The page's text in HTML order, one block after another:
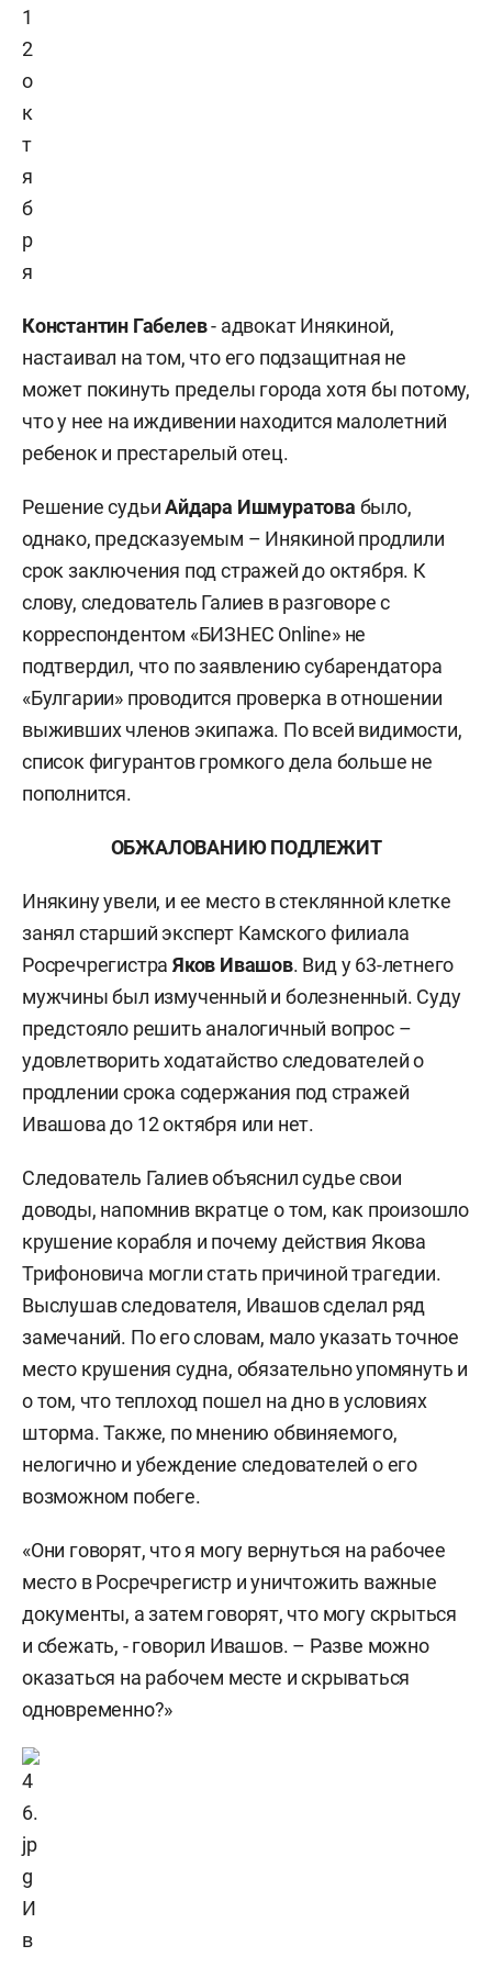
1
2
о
к
т
я
б
р
я
Константин Габелев- адвокат Инякиной,
настаивал на том, что его подзащитная не
может покинуть пределы города хотя бы потому,
что у нее на иждивении находится малолетний
ребенок и престарелый отец.
Решение судьиАйдара Ишмуратова было,
однако, предсказуемым – Инякиной продлили
срок заключения под стражей до октября. К
слову, следователь Галиев в разговоре с
корреспондентом «БИЗНЕС Online» не
подтвердил, что по заявлению субарендатора
«Булгарии» проводится проверка в отношении
выживших членов экипажа. По всей видимости,
список фигурантов громкого дела больше не
пополнится.
ОБЖАЛОВАНИЮ ПОДЛЕЖИТ
Инякину увели, и ее место в стеклянной клетке
занял старший эксперт Камского филиала
РосречрегистраЯков Ивашов. Вид у 63-летнего
мужчины был измученный и болезненный. Суду
предстояло решить аналогичный вопрос –
удовлетворить ходатайство следователей о
продлении срока содержания под стражей
Ивашова до 12 октября или нет.
Следователь Галиев объяснил судье свои
доводы, напомнив вкратце о том, как произошло
крушение корабля и почему действия Якова
Трифоновича могли стать причиной трагедии.
Выслушав следователя, Ивашов сделал ряд
замечаний. По его словам, мало указать точное
место крушения судна, обязательно упомянуть и
о том, что теплоход пошел на дно в условиях
шторма. Также, по мнению обвиняемого,
нелогично и убеждение следователей о его
возможном побеге.
«Они говорят, что я могу вернуться на рабочее
место в Росречрегистр и уничтожить важные
документы, а затем говорят, что могу скрыться
и сбежать, - говорил Ивашов. – Разве можно
оказаться на рабочем месте и скрываться
одновременно?»
И
в